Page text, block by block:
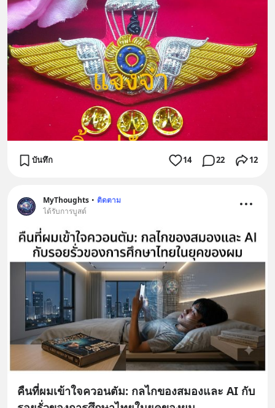
บันทึก 14 22 12
MyThoughts • ติดตาม
ได้รับการบูสต์
คืนที่ผมเข้าใจควอนตัม: กลไกของสมองและ AI กับ